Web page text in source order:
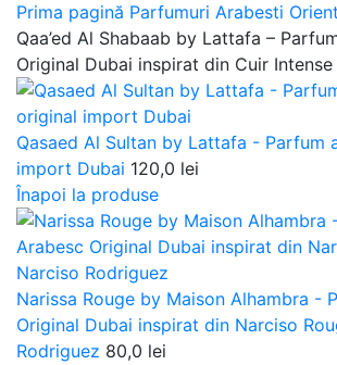
Prima pagină Parfumuri Arabesti
Qaa’ed Al Shabaab by Lattafa –
Original Dubai inspirat din Cuir Intense
Qasaed Al Sultan by Lattafa - Parfum
import Dubai 120,0 lei
Înapoi la produse
Narissa Rouge by Maison Alhambra -
Original Dubai inspirat din Narciso
Rodriguez 80,0 lei